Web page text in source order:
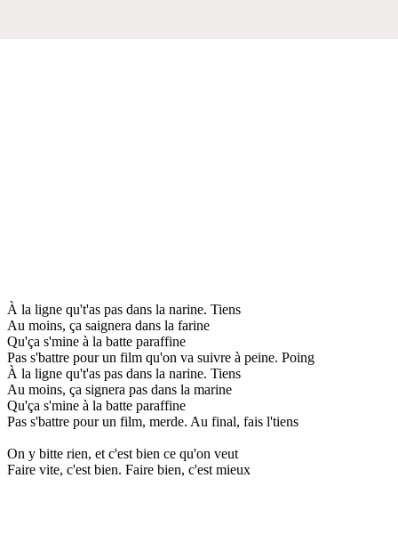
À la ligne qu't'as pas dans la narine. Tiens
Au moins, ça saignera dans la farine
Qu'ça s'mine à la batte paraffine
Pas s'battre pour un film qu'on va suivre à peine. Poing
À la ligne qu't'as pas dans la narine. Tiens
Au moins, ça signera pas dans la marine
Qu'ça s'mine à la batte paraffine
Pas s'battre pour un film, merde. Au final, fais l'tiens
On y bitte rien, et c'est bien ce qu'on veut
Faire vite, c'est bien. Faire bien, c'est mieux